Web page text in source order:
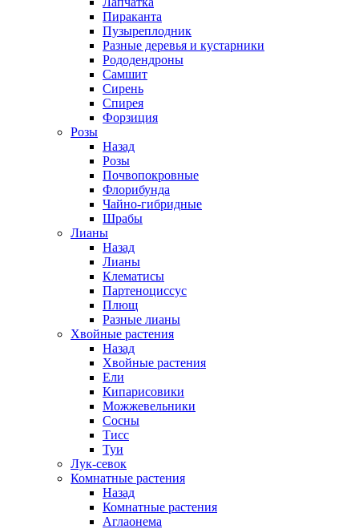
Пираканта
Пузыреплодник
Разные деревья и кустарники
Рододендроны
Самшит
Сирень
Спирея
Форзиция
Розы
Назад
Розы
Почвопокровные
Флорибунда
Чайно-гибридные
Шрабы
Лианы
Назад
Лианы
Клематисы
Партеноциссус
Плющ
Разные лианы
Хвойные растения
Назад
Хвойные растения
Ели
Кипарисовики
Можжевельники
Сосны
Тисс
Туи
Лук-севок
Комнатные растения
Назад
Комнатные растения
Аглаонема